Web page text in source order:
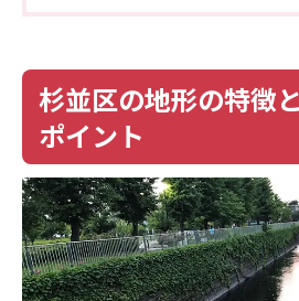
杉並区の地形の特徴
ポイント